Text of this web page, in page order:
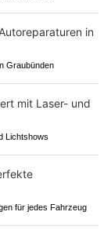
Graubünden
Lichtshows
für jedes Fahrzeug